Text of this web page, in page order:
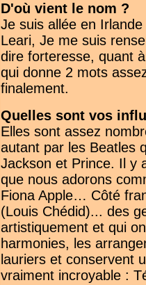
D'où vient le nom ?
Je suis allée en
Leari, Je me suis
dire forteresse, quant
qui donne 2 mots
finalement.
Quelles sont vos
Elles sont assez
autant par les Beatles
Jackson et Prince. Il y
que nous adorons
Fiona Apple… Côté
(Louis Chédid)... des
artistiquement et qui
harmonies, les
lauriers et conservent
vraiment incroyable :